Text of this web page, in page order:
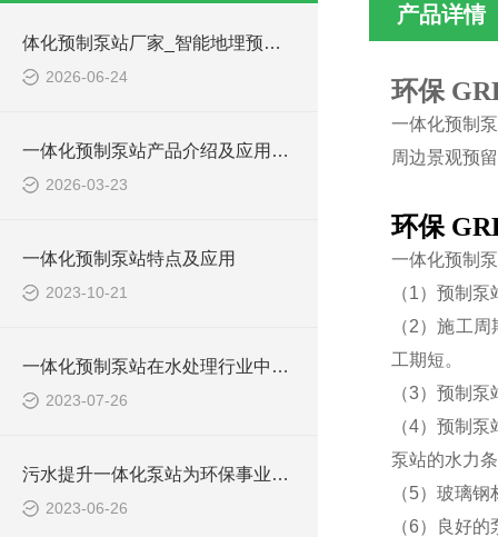
体化预制泵站厂家_智能地埋预制泵站-凌科环保
2026-06-24
一体化预制泵站产品介绍及应用范围
2026-03-23
一体化预制泵站特点及应用
2023-10-21
一体化预制泵站在水处理行业中的应用
2023-07-26
污水提升一体化泵站为环保事业做出了哪些贡献？
2023-06-26
产品详情
环保
一体化预制
周边景观预
环保
一体化预制
（1）预制
（2）施工
工期短。
（3）预制
（4）预制
泵站的水力
（5）玻璃
（6）良好